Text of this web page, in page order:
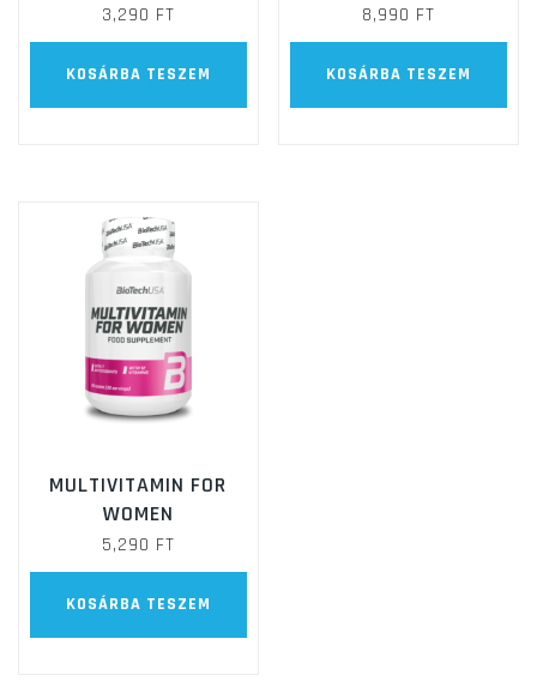
3,290 FT
KOSÁRBA TESZEM
8,990 FT
KOSÁRBA TESZEM
MULTIVITAMIN FOR
WOMEN
5,290 FT
KOSÁRBA TESZEM